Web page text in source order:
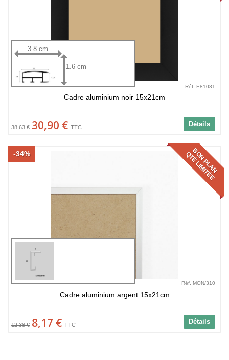
3.8 cm
1.6 cm
Réf. E81081
Cadre aluminium noir 15x21cm
Détails
38,63 € 30,90 € TTC
Réf. MON/310
BON PLAN
QTÉ LIMITÉE
-34%
Cadre aluminium argent 15x21cm
Détails
12,38 € 8,17 € TTC